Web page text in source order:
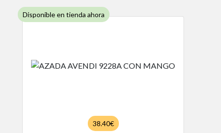
Disponible en tienda ahora
38.40€